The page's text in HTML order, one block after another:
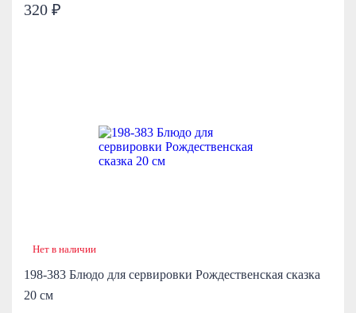
320 ₽
Нет в наличии
198-383 Блюдо для сервировки Рождественская сказка
20 см